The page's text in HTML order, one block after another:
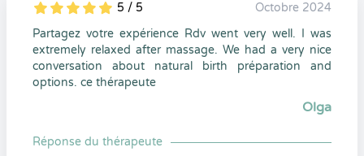
5
1
5
0 5 / 5
Octobre 2024
Partagez votre expérience Rdv went very well. I was
extremely relaxed after massage. We had a very nice
conversation about natural birth préparation and
options. ce thérapeute
Olga
Réponse du thérapeute